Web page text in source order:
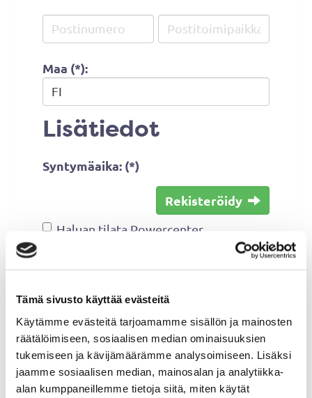
Tämä sivusto käyttää evästeitä
Käytämme evästeitä tarjoamamme sisällön ja mainosten
räätälöimiseen, sosiaalisen median ominaisuuksien
tukemiseen ja kävijämäärämme analysoimiseen. Lisäksi
jaamme sosiaalisen median, mainosalan ja analytiikka-
alan kumppaneillemme tietoja siitä, miten käytät
Maa (*):
Lisätiedot
Syntymäaika: (*)
Rekisteröidy
Haluan tilata Powercenter
(*) Tieto on pakollinen